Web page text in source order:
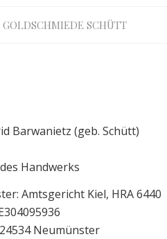
GOLDSCHMIEDE SCHÜTT
Barwanietz (geb. Schütt)
Handwerks
Amtsgericht Kiel, HRA 6440
Neumünster